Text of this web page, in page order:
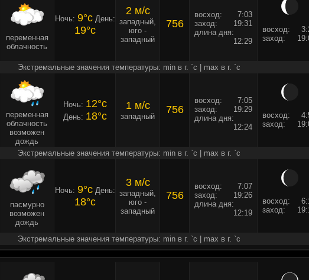
переменная
облачность
Ночь: 9°cДень:
19°c
2 м/c
западный,
юго -
западный
756
восход:
7:03
заход:
19:31
длина дня:
12:29
восход:
заход:
Экстремальные значения температуры: min в г. `c | max в г. `c
переменная
облачность
возможен
дождь
Ночь: 12°c
День: 18°c
1 м/c
западный
756
восход:
7:05
заход:
19:29
длина дня:
12:24
восход:
заход:
Экстремальные значения температуры: min в г. `c | max в г. `c
пасмурно
возможен
дождь
Ночь: 9°cДень:
18°c
3 м/c
западный,
юго -
западный
756
восход:
7:07
заход:
19:26
длина дня:
12:19
восход:
заход:
Экстремальные значения температуры: min в г. `c | max в г. `c